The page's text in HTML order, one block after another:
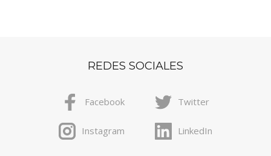
REDES SOCIALES
Facebook Twitter
Instagram LinkedIn